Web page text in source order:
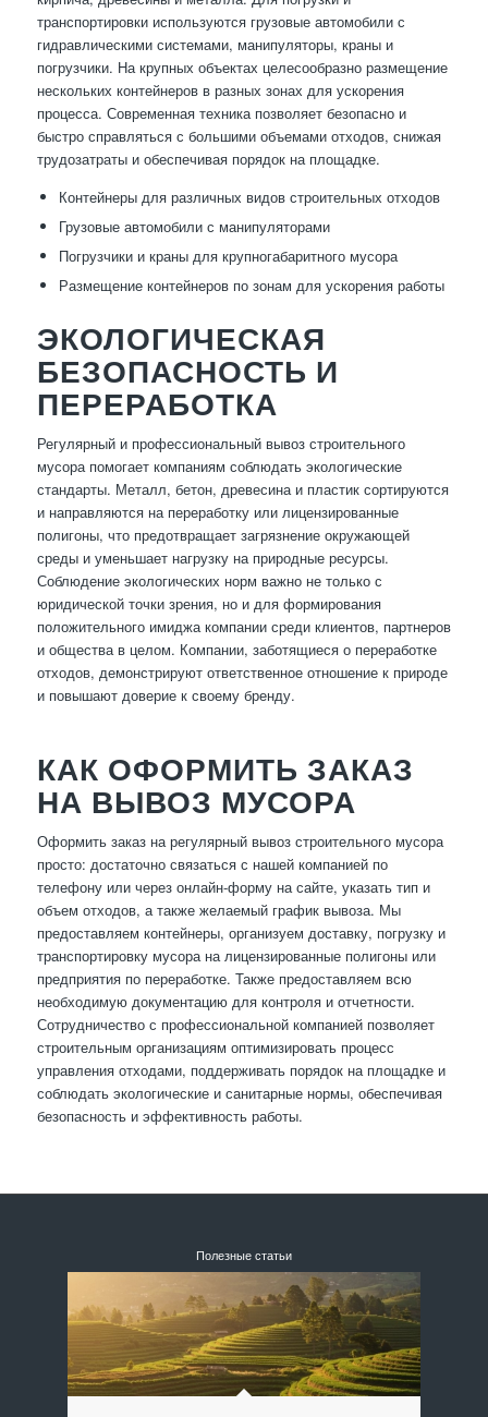
транспортировки используются грузовые автомобили с
гидравлическими системами, манипуляторы, краны и
погрузчики. На крупных объектах целесообразно размещение
нескольких контейнеров в разных зонах для ускорения
процесса. Современная техника позволяет безопасно и
быстро справляться с большими объемами отходов, снижая
трудозатраты и обеспечивая порядок на площадке.
Контейнеры для различных видов строительных отходов
Грузовые автомобили с манипуляторами
Погрузчики и краны для крупногабаритного мусора
Размещение контейнеров по зонам для ускорения работы
ЭКОЛОГИЧЕСКАЯ
БЕЗОПАСНОСТЬ И
ПЕРЕРАБОТКА
Регулярный и профессиональный вывоз строительного
мусора помогает компаниям соблюдать экологические
стандарты. Металл, бетон, древесина и пластик сортируются
и направляются на переработку или лицензированные
полигоны, что предотвращает загрязнение окружающей
среды и уменьшает нагрузку на природные ресурсы.
Соблюдение экологических норм важно не только с
юридической точки зрения, но и для формирования
положительного имиджа компании среди клиентов, партнеров
и общества в целом. Компании, заботящиеся о переработке
отходов, демонстрируют ответственное отношение к природе
и повышают доверие к своему бренду.
КАК ОФОРМИТЬ ЗАКАЗ
НА ВЫВОЗ МУСОРА
Оформить заказ на регулярный вывоз строительного мусора
просто: достаточно связаться с нашей компанией по
телефону или через онлайн-форму на сайте, указать тип и
объем отходов, а также желаемый график вывоза. Мы
предоставляем контейнеры, организуем доставку, погрузку и
транспортировку мусора на лицензированные полигоны или
предприятия по переработке. Также предоставляем всю
необходимую документацию для контроля и отчетности.
Сотрудничество с профессиональной компанией позволяет
строительным организациям оптимизировать процесс
управления отходами, поддерживать порядок на площадке и
соблюдать экологические и санитарные нормы, обеспечивая
безопасность и эффективность работы.
Полезные статьи